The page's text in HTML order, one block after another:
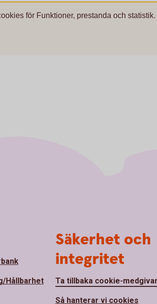
för Funktioner, prestanda och statistik.
Hållbarhet
Säkerhet och
integritet
Ta tillbaka cookie-
Så hanterar vi cookies